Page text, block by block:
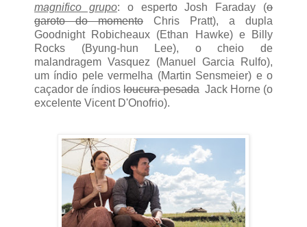
magnifico grupo: o esperto Josh Faraday (o
garoto do momento Chris Pratt), a dupla
Goodnight Robicheaux (Ethan Hawke) e Billy
Rocks (Byung-hun Lee), o cheio de
malandragem Vasquez (Manuel Garcia Rulfo),
um índio pele vermelha (Martin Sensmeier) e o
caçador de índiosloucura pesadaJack Horne (o
excelente Vicent D'Onofrio).